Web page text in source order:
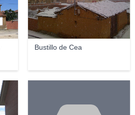
Bustillo de Cea